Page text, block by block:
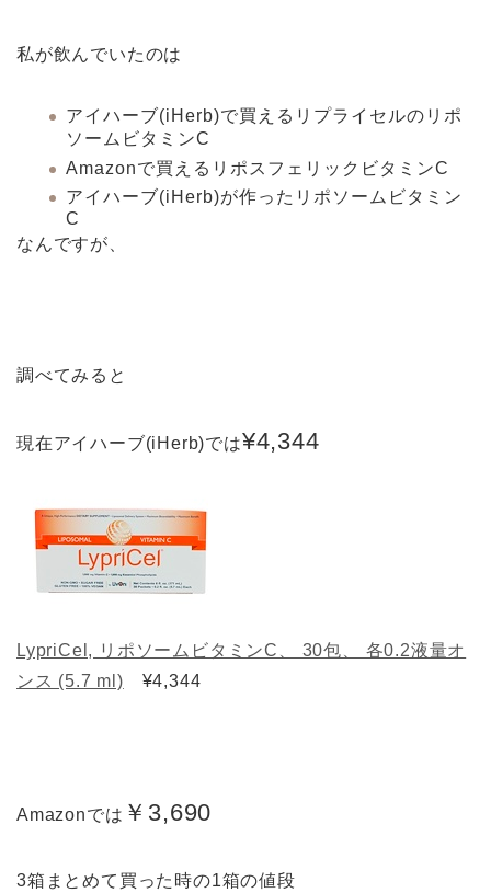
私が飲んでいたのは
アイハーブ(iHerb)で買えるリプライセルのリポ
ソームビタミンC
Amazonで買えるリポスフェリックビタミンC
アイハーブ(iHerb)が作ったリポソームビタミン
C
なんですが、
調べてみると
現在アイハーブ(iHerb)では¥4,344
LypriCel, リポソームビタミンC、 30包、 各0.2液量オ
ンス (5.7 ml) ¥4,344
Amazonでは ￥3,690
3箱まとめて買った時の1箱の値段